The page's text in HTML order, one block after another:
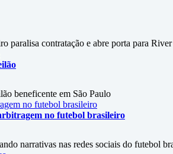
paralisa contratação e abre porta para
beneficente em São Paulo
no futebol brasileiro
narrativas nas redes sociais do futebol